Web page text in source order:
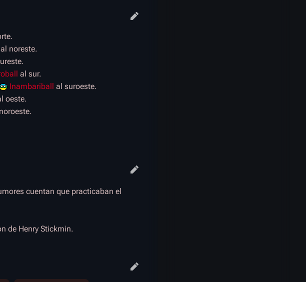
al noreste.
al sur.
Inambariball al suroeste.
oeste.
cuentan que practicaban el
de Henry Stickmin.